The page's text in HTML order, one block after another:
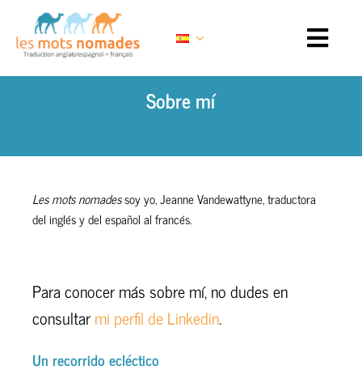
content
Sobre mí
Les mots nomadessoy yo, Jeanne Vandewattyne, traductora
del inglés y del español al francés.
Un recorrido ecléctico
Para conocer más sobre mí, no dudes en
consultarmi perfil de Linkedin.